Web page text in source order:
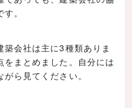
。
会社は主に3種類ありま
まとめました。自分には
ら見てください。